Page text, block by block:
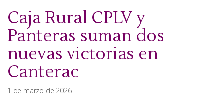
Caja Rural CPLV y
Panteras suman dos
nuevas victorias en
Canterac
1 de marzo de 2026